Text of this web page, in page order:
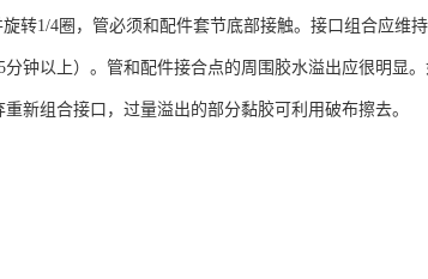
转1/4圈，管必须和配件套节底部接触。接口组合应维
钟以上）。管和配件接合点的周围胶水溢出应很明显
新组合接口，过量溢出的部分黏胶可利用破布擦去。